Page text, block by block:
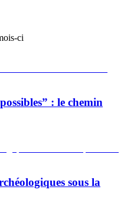
ci
: le chemin
sous la